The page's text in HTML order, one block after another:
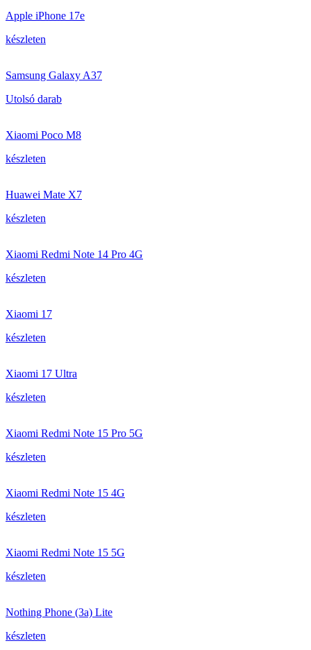
Apple iPhone 17e
készleten
Samsung Galaxy A37
Utolsó darab
Xiaomi Poco M8
készleten
Huawei Mate X7
készleten
Xiaomi Redmi Note 14 Pro 4G
készleten
Xiaomi 17
készleten
Xiaomi 17 Ultra
készleten
Xiaomi Redmi Note 15 Pro 5G
készleten
Xiaomi Redmi Note 15 4G
készleten
Xiaomi Redmi Note 15 5G
készleten
Nothing Phone (3a) Lite
készleten